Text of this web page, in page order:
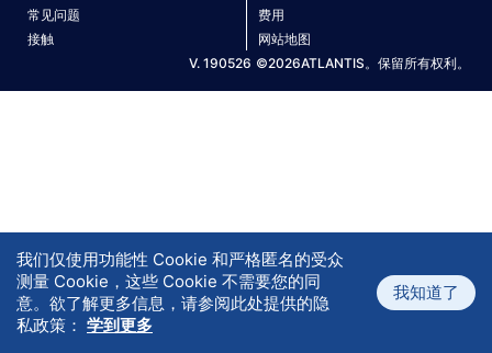
常见问题
费用
接触
网站地图
V. 190526 ©2026ATLANTIS。保留所有权利。
我们仅使用功能性 Cookie 和严格匿名的受众
测量 Cookie，这些 Cookie 不需要您的同
意。欲了解更多信息，请参阅此处提供的隐
私政策： 学到更多
我知道了